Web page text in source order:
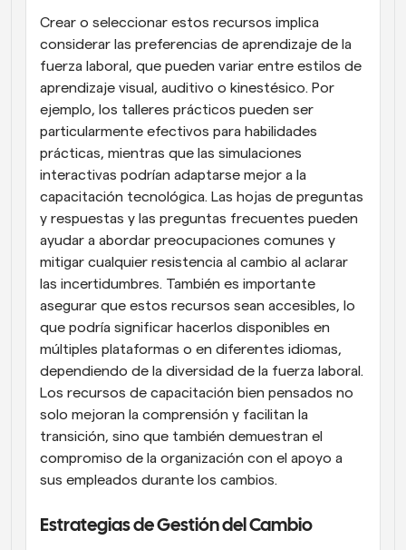
Crear o seleccionar estos recursos implica
considerar las preferencias de aprendizaje de la
fuerza laboral, que pueden variar entre estilos de
aprendizaje visual, auditivo o kinestésico. Por
ejemplo, los talleres prácticos pueden ser
particularmente efectivos para habilidades
prácticas, mientras que las simulaciones
interactivas podrían adaptarse mejor a la
capacitación tecnológica. Las hojas de preguntas
y respuestas y las preguntas frecuentes pueden
ayudar a abordar preocupaciones comunes y
mitigar cualquier resistencia al cambio al aclarar
las incertidumbres. También es importante
asegurar que estos recursos sean accesibles, lo
que podría significar hacerlos disponibles en
múltiples plataformas o en diferentes idiomas,
dependiendo de la diversidad de la fuerza laboral.
Los recursos de capacitación bien pensados no
solo mejoran la comprensión y facilitan la
transición, sino que también demuestran el
compromiso de la organización con el apoyo a
sus empleados durante los cambios.
Estrategias de Gestión del Cambio